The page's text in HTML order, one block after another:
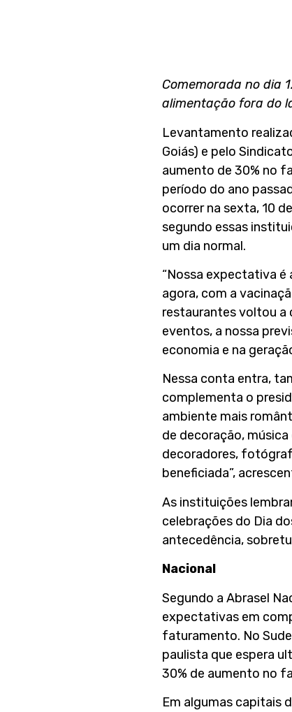
Comemorada no dia
alimentação fora do
Levantamento
Goiás) e pelo
aumento de 30% no
período do ano
ocorrer na sexta, 10
segundo essas
um dia normal.
“Nossa expectativa é
agora, com a
restaurantes voltou a
eventos, a nossa
economia e na
Nessa conta entra,
complementa o
ambiente mais
de decoração,
decoradores,
beneficiada”,
As instituições
celebrações do Dia
antecedência,
Nacional
Segundo a Abrasel
expectativas em
faturamento. No
paulista que espera
30% de aumento no
Em algumas capitais